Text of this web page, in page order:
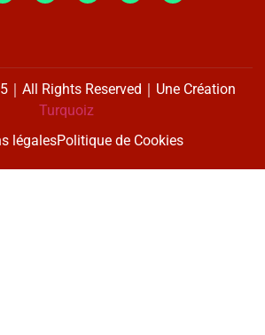
All Rights Reserved｜Une Création
Turquoiz
légalesPolitique de Cookies